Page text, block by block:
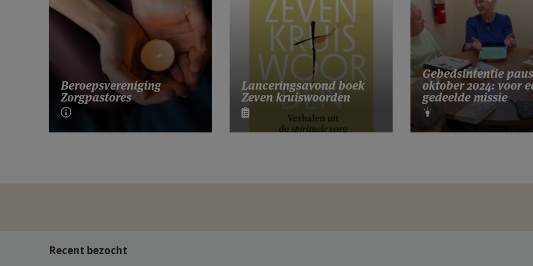
Beroepsvereniging
Zorgpastores
Lanceringsavond boek
Zeven kruiswoorden
Gebedsintentie paus
oktober 2024: voor
gedeelde missie
Recent bezocht